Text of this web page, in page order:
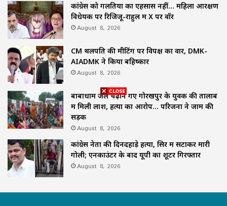
कांग्रेस को गलतियों का एहसास नहीं… महिला आरक्षण
विधेयक पर रिजिजू-राहुल में X पर वॉर
August 8, 2026
CM थलपति की मीटिंग पर विपक्ष का वार, DMK-
AIADMK ने किया बहिष्कार
August 8, 2026
बाबाधाम जल चढ़ाने गए गोरखपुर के युवक की तालाब
में मिली लाश, हत्या का आरोप… परिजनों ने जाम की
सड़क
August 8, 2026
कांग्रेस नेता की दिनदहाड़े हत्या, सिर में सटाकर मारी
गोली; एनकाउंटर के बाद यूपी का शूटर गिरफ्तार
August 8, 2026